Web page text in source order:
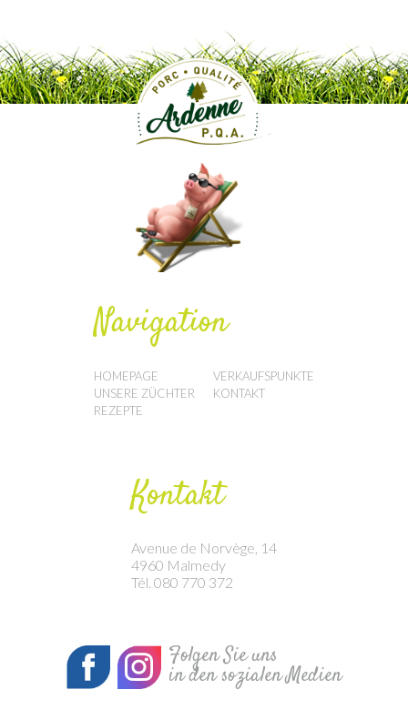
Navigation
HOMEPAGE
UNSERE ZÜCHTER
REZEPTE
VERKAUFSPUNKTE
KONTAKT
Kontakt
Avenue de Norvège, 14
4960 Malmedy
Tél. 080 770 372
Folgen Sie uns
in den sozialen Medien